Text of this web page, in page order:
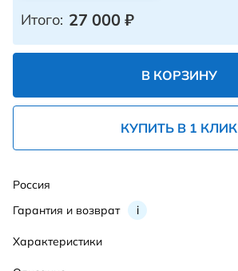
Итого: 27 000 ₽
В КОРЗИНУ
КУПИТЬ В 1 КЛИК
Гарантия и возврат i
Россия
Характеристики